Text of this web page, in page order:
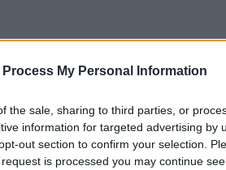
Process My Personal Information
the sale, sharing to third parties, or
information for targeted advertising by
out section to confirm your selection.
is processed you may continue